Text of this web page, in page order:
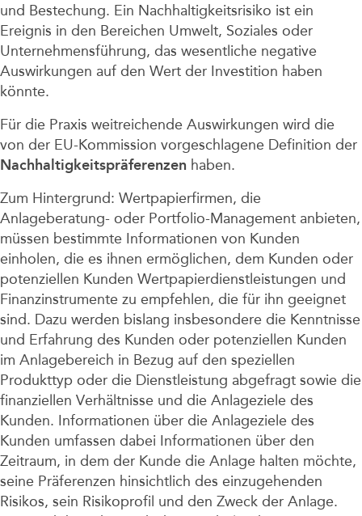
und Bestechung. Ein Nachhaltigkeitsrisiko ist ein
Ereignis in den Bereichen Umwelt, Soziales oder
Unternehmensführung, das wesentliche negative
Auswirkungen auf den Wert der Investition haben
könnte.
Für die Praxis weitreichende Auswirkungen wird die
von der EU-Kommission vorgeschlagene Definition der
Nachhaltigkeitspräferenzen haben.
Zum Hintergrund: Wertpapierfirmen, die
Anlageberatung- oder Portfolio-Management anbieten,
müssen bestimmte Informationen von Kunden
einholen, die es ihnen ermöglichen, dem Kunden oder
potenziellen Kunden Wertpapierdienstleistungen und
Finanzinstrumente zu empfehlen, die für ihn geeignet
sind. Dazu werden bislang insbesondere die Kenntnisse
und Erfahrung des Kunden oder potenziellen Kunden
im Anlagebereich in Bezug auf den speziellen
Produkttyp oder die Dienstleistung abgefragt sowie die
finanziellen Verhältnisse und die Anlageziele des
Kunden. Informationen über die Anlageziele des
Kunden umfassen dabei Informationen über den
Zeitraum, in dem der Kunde die Anlage halten möchte,
seine Präferenzen hinsichtlich des einzugehenden
Risikos, sein Risikoprofil und den Zweck der Anlage.